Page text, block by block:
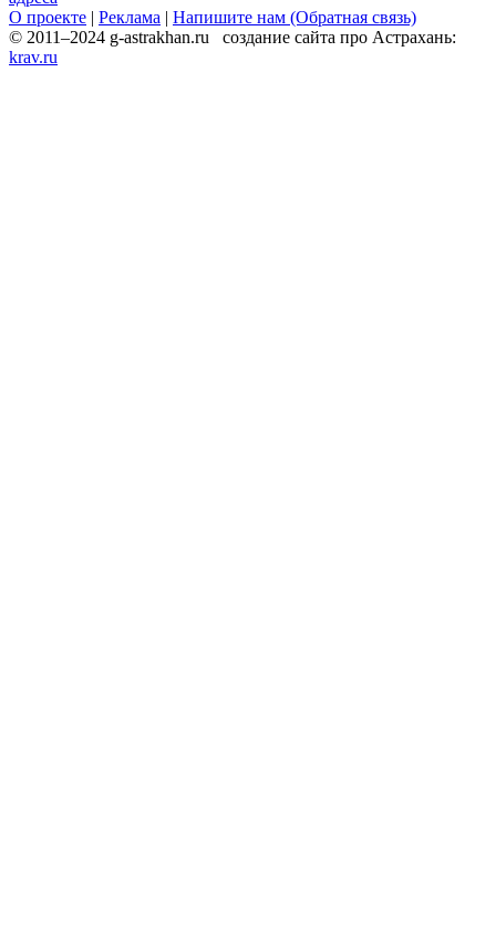
О проекте | Реклама | Напишите нам (Обратная связь)
© 2011–2024 g-astrakhan.ru создание сайта про Астрахань:
krav.ru